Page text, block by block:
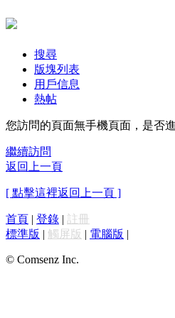
搜尋
版塊列表
用戶信息
熱帖
您訪問的頁面無手機頁面，是否
繼續訪問
返回上一頁
[ 點擊這裡返回上一頁 ]
首頁 | 登錄 | 註冊
標準版 | 觸屏版 | 電腦版 |
© Comsenz Inc.